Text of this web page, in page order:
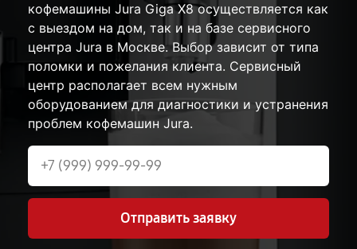
кофемашины Jura Giga X8 осуществляется как
с выездом на дом, так и на базе сервисного
центра Jura в Москве. Выбор зависит от типа
поломки и пожелания клиента. Сервисный
центр располагает всем нужным
оборудованием для диагностики и устранения
проблем кофемашин Jura.
Отправить заявку